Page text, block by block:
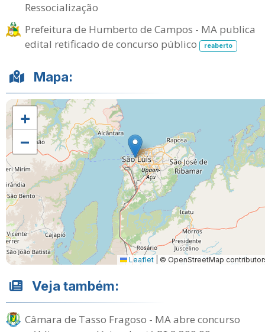
Ressocialização
Prefeitura de Humberto de Campos - MA publica
edital retificado de concurso público
reaberto
Mapa:
+
−
Leaflet © OpenStreetMap
Veja também:
Câmara de Tasso Fragoso - MA abre concurso